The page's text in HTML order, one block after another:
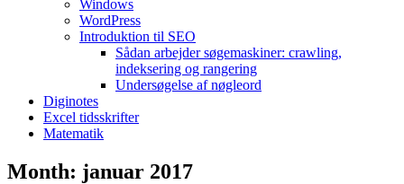
Windows
WordPress
Introduktion til SEO
Sådan arbejder søgemaskiner: crawling,
indeksering og rangering
Undersøgelse af nøgleord
Diginotes
Excel tidsskrifter
Matematik
Month: januar 2017